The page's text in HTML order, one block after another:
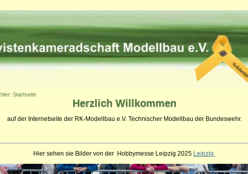
Startseite
Herzlich Willkommen
auf der Internetseite der RK-Modellbau e.V. Technischer Modellbau der Bundeswehr.
Hier sehen sie Bilder von der Hobbymesse Leipzig 2025 Leipzig